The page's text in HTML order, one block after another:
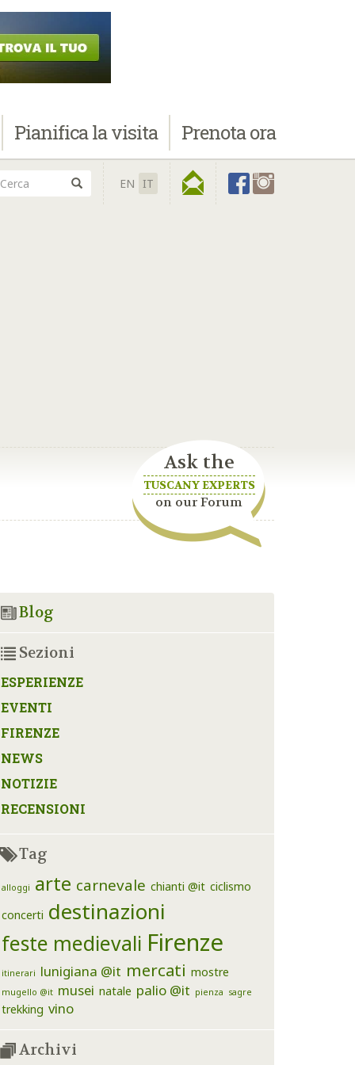
Pianificala visita Prenotaora
EN IT
Ask the
TUSCANY EXPERTS
on our Forum
Blog
Sezioni
ESPERIENZE
EVENTI
FIRENZE
NEWS
NOTIZIE
RECENSIONI
Tag
alloggi arte carnevale chianti @it ciclismo
concerti destinazioni
feste medievali Firenze
itinerari lunigiana @it mercati mostre
mugello @it musei natale palio @it pienza sagre
trekking vino
Archivi